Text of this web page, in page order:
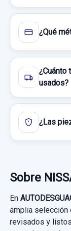
25,00 €
Sin IVA,
Ref:661274
¿Qué
¿Cuánto
usados?
¿Las
Sobre
En
amplia selección
revisados y